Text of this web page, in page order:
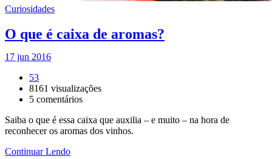
Curiosidades
O que é caixa de aromas?
17 jun 2016
53
8161 visualizações
5 comentários
Saiba o que é essa caixa que auxilia – e muito – na hora de
reconhecer os aromas dos vinhos.
Continuar Lendo